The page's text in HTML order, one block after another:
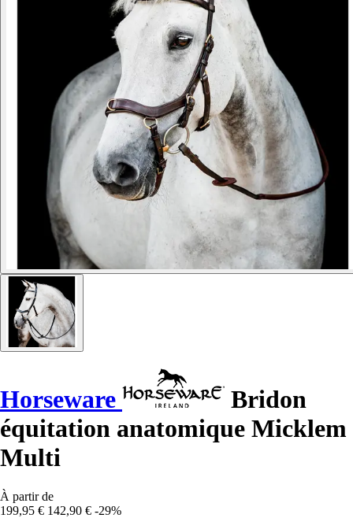
Horseware
Bridon
équitation anatomique Micklem
Multi
À partir de
199,95 € 142,90 € -29%